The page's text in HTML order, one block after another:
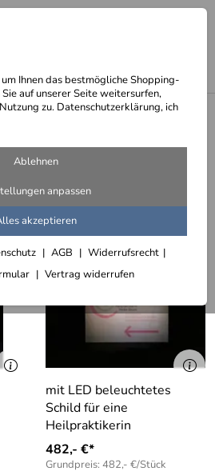
Ihnen das bestmögliche Shopping-
auf unserer Seite weitersurfen,
zu. Datenschutzerklärung, ich
Ablehnen
anpassen
akzeptieren
AGB
Widerrufsrecht
Vertrag widerrufen
Schriftzüge
Sortieren
mit LED beleuchtetes
Schild für eine
Heilpraktikerin
482,- €*
Grundpreis: 482,- €/Stück